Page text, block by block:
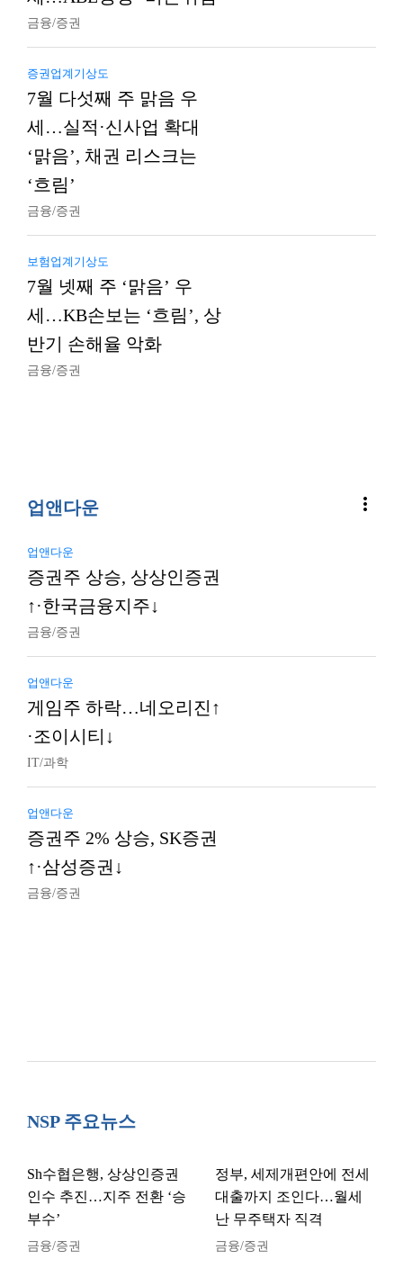
금융/증권
증권업계기상도
7월 다섯째 주 맑음 우
세…실적·신사업 확대
‘맑음’, 채권 리스크는
‘흐림’
금융/증권
보험업계기상도
7월 넷째 주 ‘맑음’ 우
세…KB손보는 ‘흐림’, 상
반기 손해율 악화
금융/증권
업앤다운 more_vert
업앤다운
증권주 상승, 상상인증권
↑·한국금융지주↓
금융/증권
업앤다운
게임주 하락…네오리진↑
·조이시티↓
IT/과학
업앤다운
증권주 2% 상승, SK증권
↑·삼성증권↓
금융/증권
NSP 주요뉴스
Sh수협은행, 상상인증권
인수 추진…지주 전환 ‘승
부수’
금융/증권
정부, 세제개편안에 전세
대출까지 조인다…월세
난 무주택자 직격
금융/증권